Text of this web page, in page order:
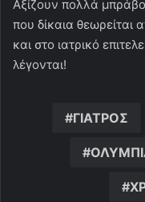
Αξίζουν πολλά
που δίκαια
και στο ιατρικό
λέγονται!
ΓΙΑΤΡΟΣ